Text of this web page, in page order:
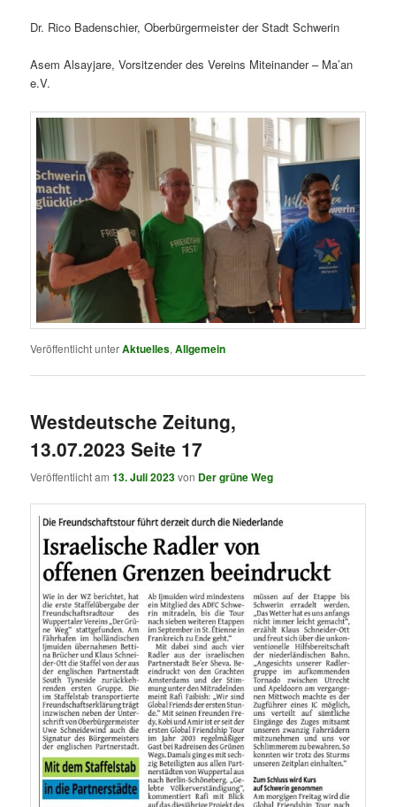
Dr. Rico Badenschier, Oberbürgermeister der Stadt Schwerin
Asem Alsayjare, Vorsitzender des Vereins Miteinander – Ma’an
e.V.
Veröffentlicht unterAktuelles,Allgemein
Westdeutsche Zeitung,
13.07.2023 Seite 17
Veröffentlicht am13. Juli 2023von Der grüne Weg